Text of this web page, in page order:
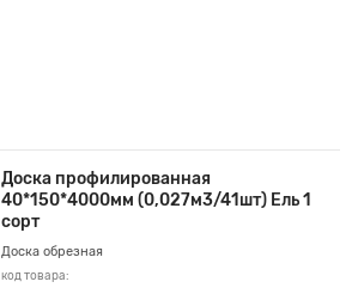
Доска профилированная
40*150*4000мм (0,027м3/41шт) Ель 1
сорт
Доска обрезная
код товара: